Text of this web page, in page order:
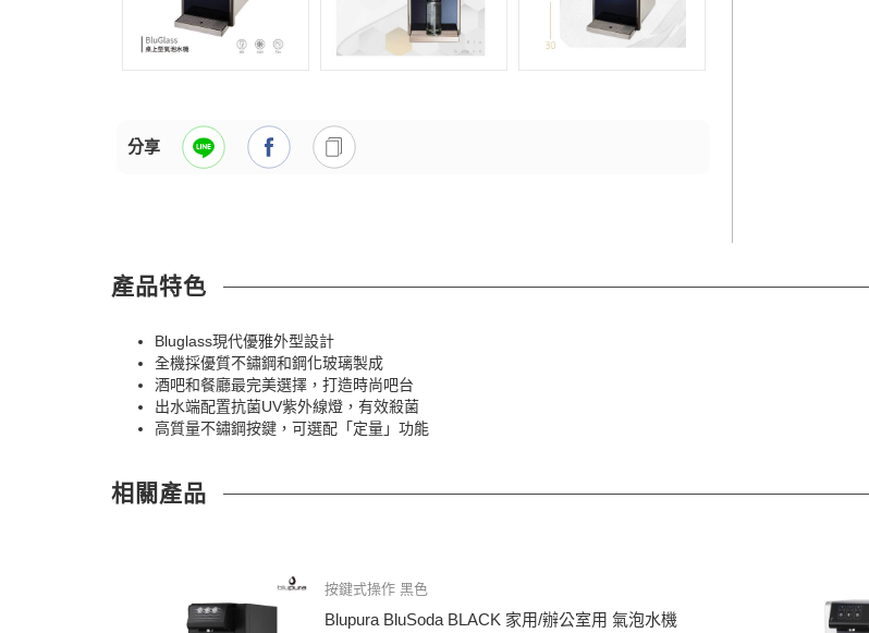
分享
產品特色
Bluglass現代優雅外型設計
全機採優質不鏽鋼和鋼化玻璃製成
酒吧和餐廳最完美選擇，打造時尚吧台
出水端配置抗菌UV紫外線燈，有效殺菌
高質量不鏽鋼按鍵，可選配「定量」功能
相關產品
按鍵式操作 黑色
Blupura BluSoda BLACK 家用/辦公室用 氣泡水機